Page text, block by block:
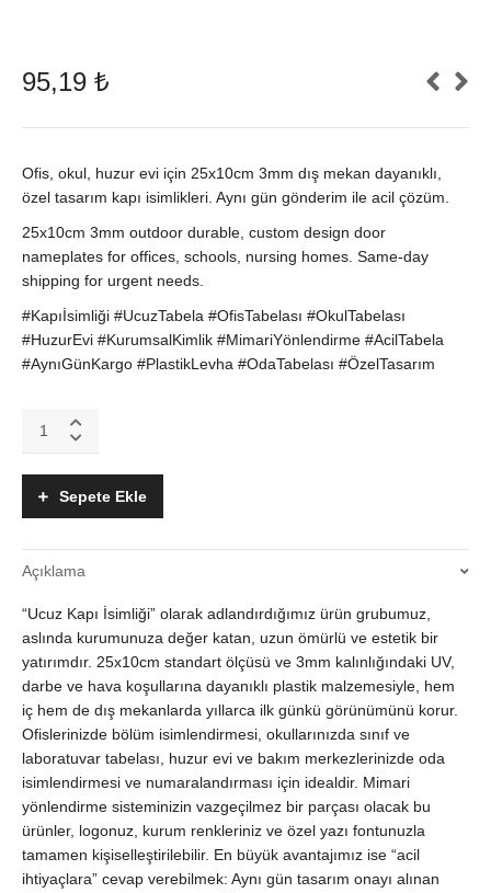
95,19 ₺
Ofis, okul, huzur evi için 25x10cm 3mm dış mekan dayanıklı,
özel tasarım kapı isimlikleri. Aynı gün gönderim ile acil çözüm.
25x10cm 3mm outdoor durable, custom design door
nameplates for offices, schools, nursing homes. Same-day
shipping for urgent needs.
#Kapıİsimliği #UcuzTabela #OfisTabelası #OkulTabelası
#HuzurEvi #KurumsalKimlik #MimariYönlendirme #AcilTabela
#AynıGünKargo #PlastikLevha #OdaTabelası #ÖzelTasarım
Kapı
Kurumsal
Tabelası:
25x10cm
Dış
Mekan
Dayanıklı
-
Aynı
Gün
quantity
Sepete Ekle
Açıklama
“Ucuz Kapı İsimliği” olarak adlandırdığımız ürün grubumuz,
aslında kurumunuza değer katan, uzun ömürlü ve estetik bir
yatırımdır. 25x10cm standart ölçüsü ve 3mm kalınlığındaki UV,
darbe ve hava koşullarına dayanıklı plastik malzemesiyle, hem
iç hem de dış mekanlarda yıllarca ilk günkü görünümünü korur.
Ofislerinizde bölüm isimlendirmesi, okullarınızda sınıf ve
laboratuvar tabelası, huzur evi ve bakım merkezlerinizde oda
isimlendirmesi ve numaralandırması için idealdir. Mimari
yönlendirme sisteminizin vazgeçilmez bir parçası olacak bu
ürünler, logonuz, kurum renkleriniz ve özel yazı fontunuzla
tamamen kişiselleştirilebilir. En büyük avantajımız ise “acil
ihtiyaçlara” cevap verebilmek: Aynı gün tasarım onayı alınan